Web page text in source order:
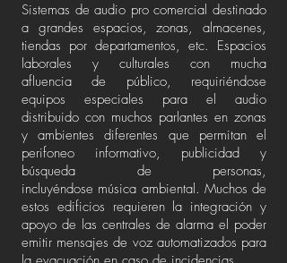
Sistemas de audio pro comercial destinado
a grandes espacios, zonas, almacenes,
tiendas por departamentos, etc. Espacios
laborales y culturales con mucha
afluencia de público, requiriéndose
equipos especiales para el audio
distribuido con muchos parlantes en zonas
y ambientes diferentes que permitan el
perifoneo informativo, publicidad y
búsqueda de personas,
incluyéndose música ambiental. Muchos de
estos edificios requieren la integración y
apoyo de las centrales de alarma el poder
emitir mensajes de voz automatizados para